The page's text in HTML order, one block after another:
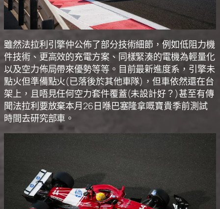
雖然法拉利引擎仲公佈了部分技術細節，例如低阻力機
件技術、更高效的充電方案、同樣緊湊的電機為輕量化
以及空力佈局帶來優勢等等。目前最新進度系，引擎未
點火但準備點火(已落後於其他車隊)，但車依然還在台
架上，且唔見任何空力套件覆蓋(未設計好？)甚至有傳
聞法拉利要放棄本月26日喺巴塞隆拿嘅寶貴季前測試
時間去研究部車。